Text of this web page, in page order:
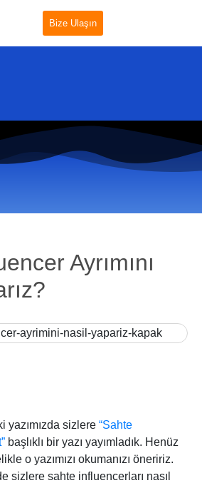
Bize Ulaşın
Ayrımını
yazımızda sizlere “Sahte
başlıklı bir yazı yayımladık. Henüz
o yazımızı okumanızı öneririz.
sizlere sahte influencerları nasıl